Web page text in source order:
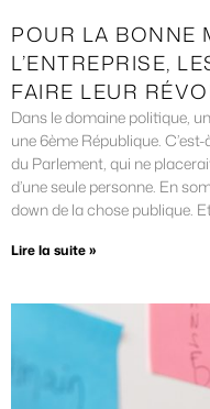
POUR LA BONNE
L’ENTREPRISE,
FAIRE LEUR
Dans le domaine politique,
une 6ème République.
du Parlement, qui ne
d’une seule personne. En
down de la chose publique.
Lire la suite »